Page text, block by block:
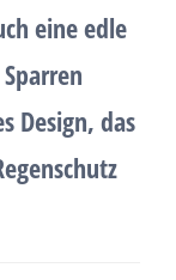
eine edle
Design, das